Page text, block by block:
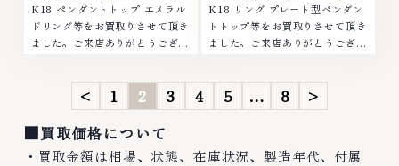
K18 ペンダントトップ エメラル
ドリング等をお買取りさせて頂き
ました。ご来店ありがとうござい
ド品 ブランド衣類 お酒買取りの
ことなら、お任...
K18 リング プレート型ペンダン
トトップ等をお買取りさせて頂き
ました。ご来店ありがとうござい
ド品 ブランド衣類 お酒買取りの
ことなら、お任...
< 1 2 3 4 5 … 8
>
■買取価格について
・買取金額は相場、状態、在庫状況、製造年代、付属